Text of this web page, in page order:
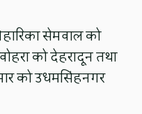
सेमवाल को
को देहरादून तथा
को उधमसिंहनगर